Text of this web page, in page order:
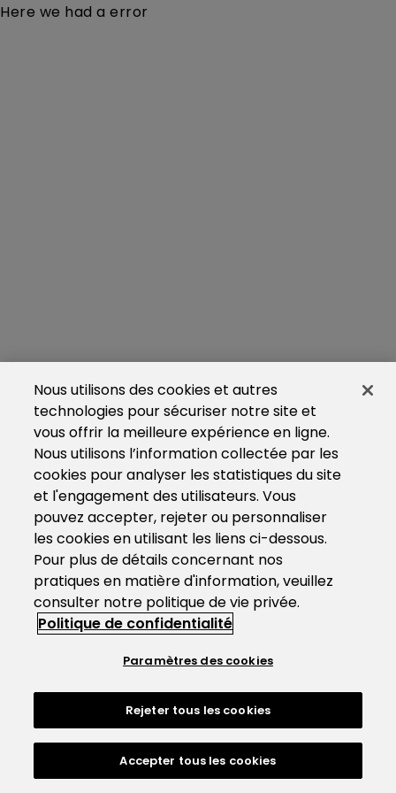
Here we had a error
Nous utilisons des cookies et autres
technologies pour sécuriser notre site et
vous offrir la meilleure expérience en ligne.
Nous utilisons l’information collectée par les
cookies pour analyser les statistiques du site
et l'engagement des utilisateurs. Vous
pouvez accepter, rejeter ou personnaliser
les cookies en utilisant les liens ci-dessous.
Pour plus de détails concernant nos
pratiques en matière d'information, veuillez
consulter notre politique de vie privée.
Politique de confidentialité
Paramètres des cookies
Rejeter tous les cookies
Accepter tous les cookies